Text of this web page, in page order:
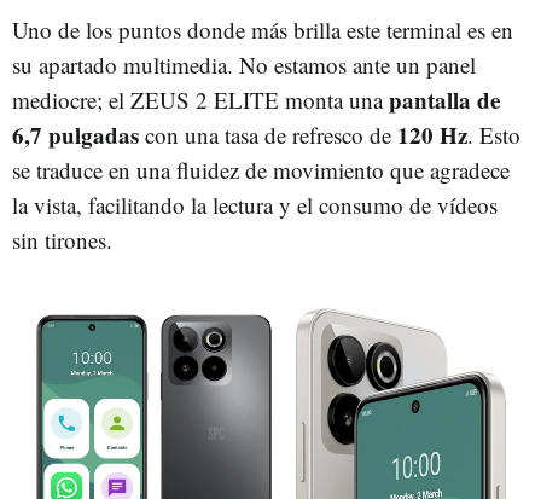
Uno de los puntos donde más brilla este terminal es en
su apartado multimedia. No estamos ante un panel
mediocre; el ZEUS 2 ELITE monta unapantalla de
6,7 pulgadas con una tasa de refresco de 120 Hz. Esto
se traduce en una fluidez de movimiento que agradece
la vista, facilitando la lectura y el consumo de vídeos
sin tirones.